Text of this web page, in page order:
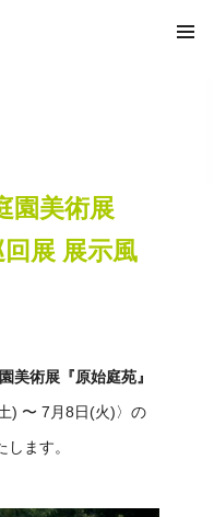
苑
園美術展
回展 展示風
美術展『原始庭苑』
) 〜 7月8日(火)〉の
ます。